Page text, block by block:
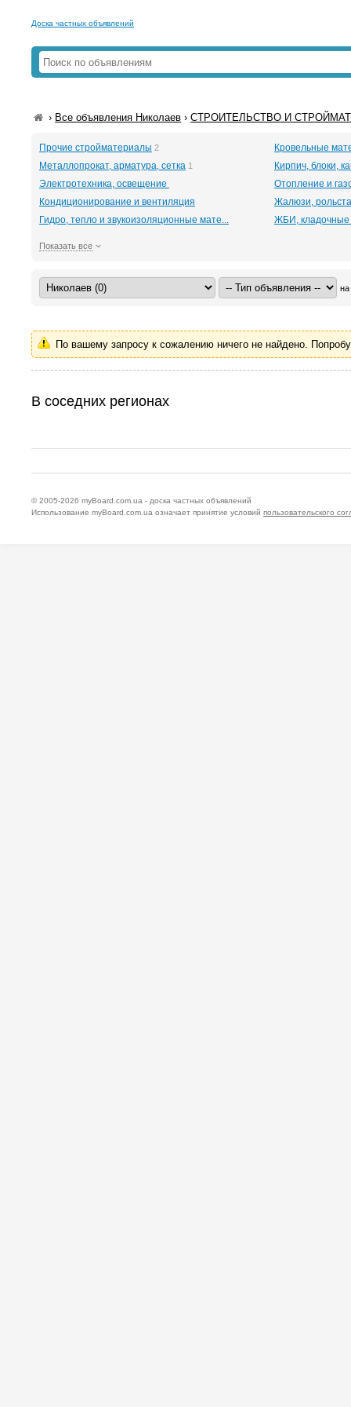
Доска частных объявлений
› Все объявления Николаев ›СТРОИТЕЛЬСТВО И
Прочие стройматериалы 2
Кровельные
Металлопрокат, арматура, сетка 1
Кирпич, блоки,
Электротехника, освещение
Отопление и
Кондиционирование и вентиляция
Жалюзи,
Гидро, тепло и звукоизоляционные мате...
ЖБИ,
Показать все
на
По вашему запросу к сожалению ничего не найдено.
В соседних регионах
© 2005-2026 myBoard.com.ua - доска частных объявлений
Использование myBoard.com.ua означает принятие условий пользовательского